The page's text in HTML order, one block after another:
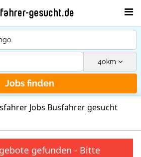
gesucht.de
40km
Jobs finden
Jobs Busfahrer gesucht
gefunden - Bitte